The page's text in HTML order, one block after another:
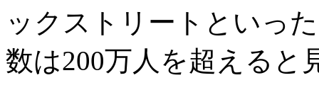
ックストリートといっ
数は200万人を超えると